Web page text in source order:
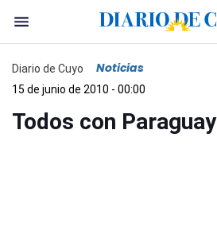
Diario de Cuyo Noticias
15 de junio de 2010 - 00:00
Todos con Paraguay